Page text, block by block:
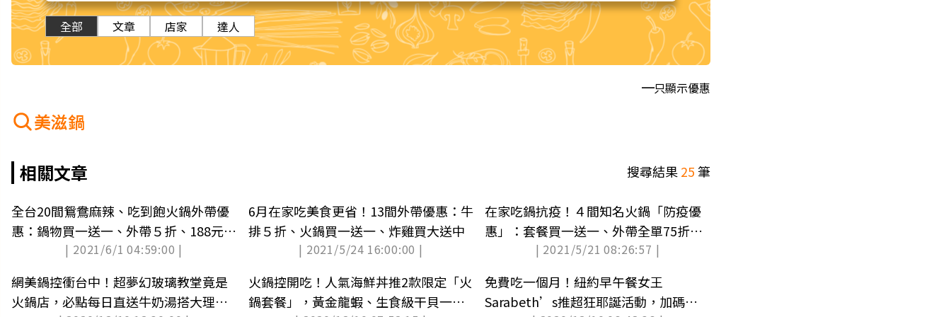
全部 文章 店家 達人
只顯示優惠
美滋鍋
相關文章 搜尋結果25筆
全台20間鴛鴦麻辣、吃到飽火鍋外帶優
惠：鍋物買一送一、外帶５折、188元爆
| 2021/6/1 04:59:00 |
6月在家吃美食更省！13間外帶優惠：牛
排５折、火鍋買一送一、炸雞買大送中
| 2021/5/24 16:00:00 |
在家吃鍋抗疫！４間知名火鍋「防疫優
惠」：套餐買一送一、外帶全單75折、
買400元送400元| 2021/5/21 08:26:57 |
網美鍋控衝台中！超夢幻玻璃教堂竟是
火鍋店，必點每日直送牛奶湯搭大理石
火鍋控開吃！人氣海鮮丼推2款限定「火
鍋套餐」，黃金龍蝦、生食級干貝一次
免費吃一個月！紐約早午餐女王
Sarabeth’s推超狂耶誕活動，加碼推